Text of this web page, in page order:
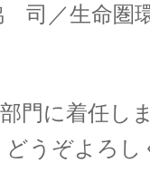
司／生命圏
門に着任し
うぞよろし